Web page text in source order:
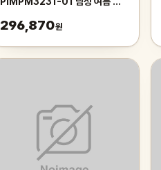
296,870원